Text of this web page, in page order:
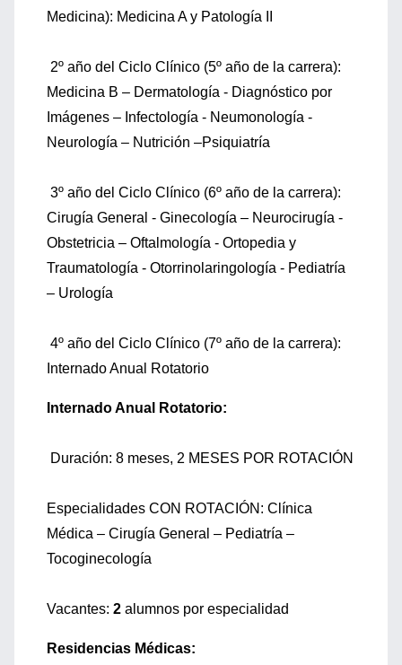
Medicina): Medicina A y Patología II
2º año del Ciclo Clínico (5º año de la carrera):
Medicina B – Dermatología - Diagnóstico por
Imágenes – Infectología - Neumonología -
Neurología – Nutrición –Psiquiatría
3º año del Ciclo Clínico (6º año de la carrera):
Cirugía General - Ginecología – Neurocirugía -
Obstetricia – Oftalmología - Ortopedia y
Traumatología - Otorrinolaringología - Pediatría
– Urología
4º año del Ciclo Clínico (7º año de la carrera):
Internado Anual Rotatorio
Internado Anual Rotatorio:
Duración: 8 meses, 2 MESES POR ROTACIÓN
Especialidades CON ROTACIÓN: Clínica
Médica – Cirugía General – Pediatría –
Tocoginecología
Vacantes: 2 alumnos por especialidad
Residencias Médicas: